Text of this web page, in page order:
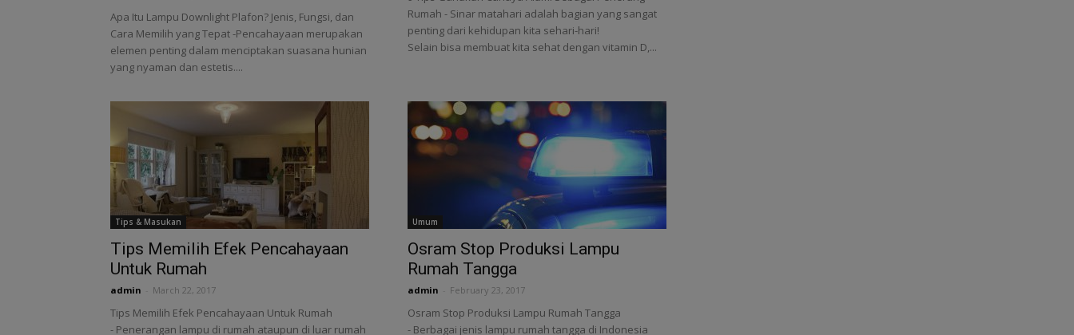
Apa Itu Lampu Downlight Plafon? Jenis, Fungsi, dan
Cara Memilih yang Tepat -Pencahayaan merupakan
elemen penting dalam menciptakan suasana hunian
yang nyaman dan estetis....
Rumah - Sinar matahari adalah bagian yang sangat
penting dari kehidupan kita sehari-hari!
Selain bisa membuat kita sehat dengan vitamin D,...
Tips & Masukan
Tips Memilih Efek Pencahayaan
Untuk Rumah
admin March 22, 2017
Tips Memilih Efek Pencahayaan Untuk Rumah
- Penerangan lampu di rumah ataupun di luar rumah
Umum
Osram Stop Produksi Lampu
Rumah Tangga
admin February 23, 2017
Osram Stop Produksi Lampu Rumah Tangga
- Berbagai jenis lampu rumah tangga di Indonesia